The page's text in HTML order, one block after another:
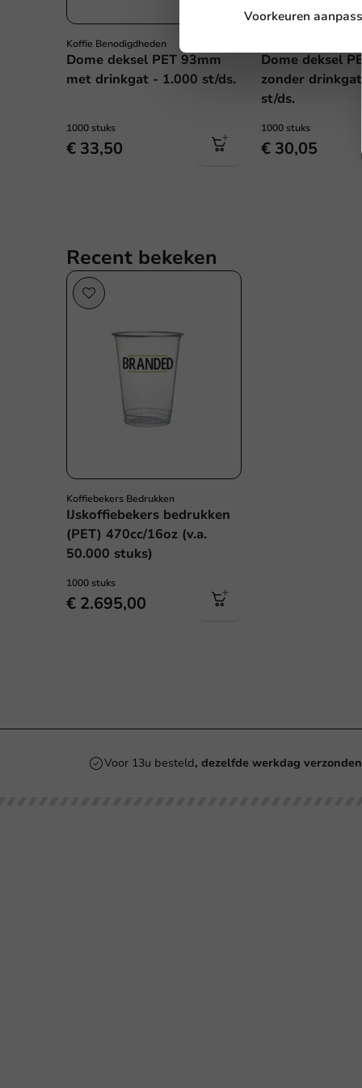
Koffie Benodigdheden
Dome deksel PET 93mm
met drinkgat - 1.000 st/ds.
1000 stuks
€ 33,50
Dome deksel
zonder drinkgat
st/ds.
1000 stuks
€ 30,05
Recent bekeken
Koffiebekers Bedrukken
IJskoffiebekers bedrukken
(PET) 470cc/16oz (v.a.
50.000 stuks)
1000 stuks
€ 2.695,00
Voor 13u besteld, dezelfde werkdag verzonden
Voorkeuren